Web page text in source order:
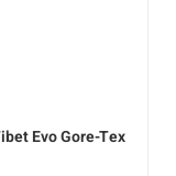
Evo Gore-Tex